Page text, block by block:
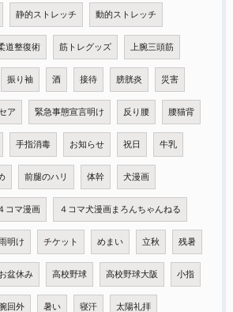
静的ストレッチ 動的ストレッチ
道整復術 筋トレグッズ 上腕三頭筋
振り袖 酒 接待 膀胱炎 災害
ア 緊急事態宣言明け 反り腰 腰猫背
手指消毒 お知らせ 祝日 牛乳
前腿のハリ 体幹 犬漫画
コマ漫画 ４コマ犬漫画まろんちゃんねる
明け チケット めまい 立秋 残暑
お盆休み 高校野球 高校野球大阪 小指
回外 暑い 寝汗 太陽礼拝